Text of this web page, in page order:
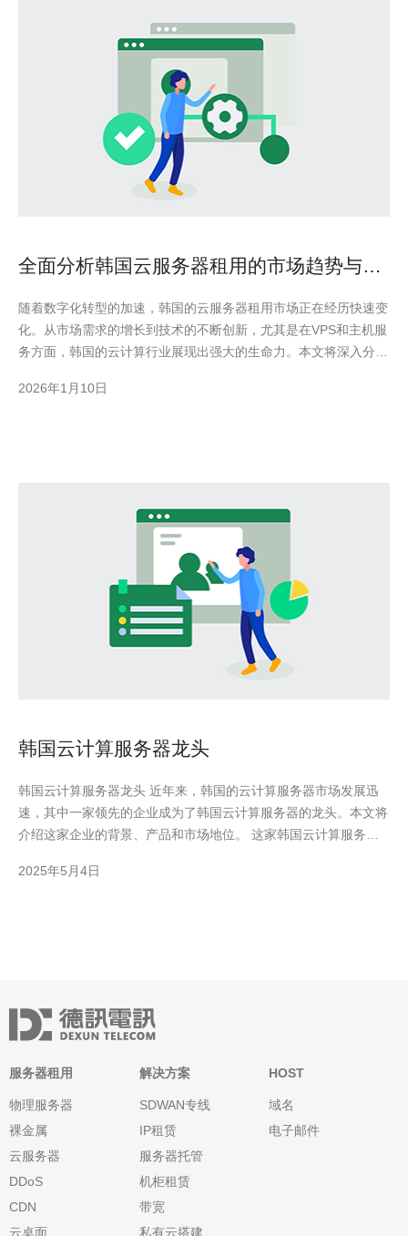
全面分析韩国云服务器租用的市场趋势与前
随着数字化转型的加速，韩国的云服务器租用市场正在经历快速变
化。从市场需求的增长到技术的不断创新，尤其是在VPS和主机服
务方面，韩国的云计算行业展现出强大的生命力。本文将深入分析
提供商——德讯电讯。 市场需求的增长 近年来，随着企业对数字
2026年1月10日
韩国云计算服务器龙头
韩国云计算服务器龙头 近年来，韩国的云计算服务器市场发展迅
速，其中一家领先的企业成为了韩国云计算服务器的龙头。本文将
介绍这家企业的背景、产品和市场地位。 这家韩国云计算服务器
于云计算技术的研发和创新，积累了丰富的
2025年5月4日
服务器租用
物理服务器
裸金属
云服务器
DDoS
CDN
云桌面
解决方案
SDWAN专线
IP租赁
服务器托管
机柜租赁
带宽
私有云搭建
HOST
域名
电子邮件